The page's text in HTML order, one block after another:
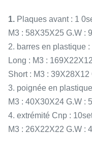
1. Plaques avant : 1
M3 : 58X35X25 G.W :
2. barres en plastique :
Long : M3 :
Short : M3 : 39X28X12
3. poignée en
M3 : 40X30X24 G.W :
4. extrémité Cnp :
M3 : 26X22X22 G.W :